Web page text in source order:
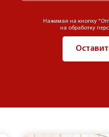
Нажимая на кнопку
на обработку